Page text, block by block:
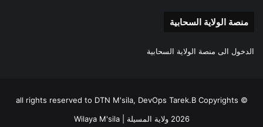
منصة الولاية السحابية
الدخول الى منصة الولاية السحابية
all rights reserved to DTN M'sila, DevOps Tarek.B Copyrights ©
2026 ولاية المسيلة | Wilaya M'sila